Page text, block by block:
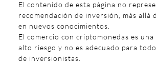
El contenido de esta página no
recomendación de inversión, más allá
en nuevos conocimientos.
El comercio con criptomonedas es
alto riesgo y no es adecuado para
de inversionistas.